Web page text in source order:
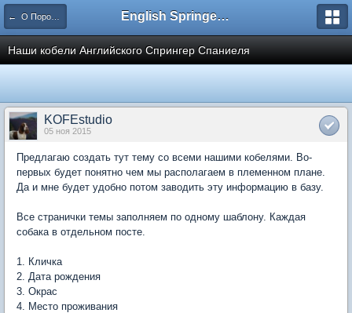
← О Породе - Английский спрингер спаниель English Springer Spaniel Club
Наши кобели Английского Спрингер Спаниеля
KOFEstudio
05 ноя 2015
Предлагаю создать тут тему со всеми нашими кобелями. Во-
первых будет понятно чем мы располагаем в племенном плане.
Да и мне будет удобно потом заводить эту информацию в базу.
Все странички темы заполняем по одному шаблону. Каждая
собака в отдельном посте.
1. Кличка
2. Дата рождения
3. Окрас
4. Место проживания